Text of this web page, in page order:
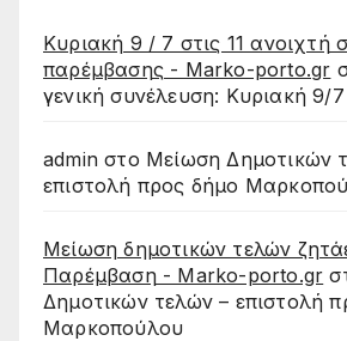
Κυριακή 9 / 7 στις 11 ανοιχτή
παρέμβασης - Marko-porto.gr
γενική συνέλευση: Κυριακή 9/7
admin στο Μείωση Δημοτικών
επιστολή προς δήμο
Μείωση δημοτικών τελών
Παρέμβαση - Marko-porto.gr
Δημοτικών τελών – επιστολή
Μαρκοπούλου